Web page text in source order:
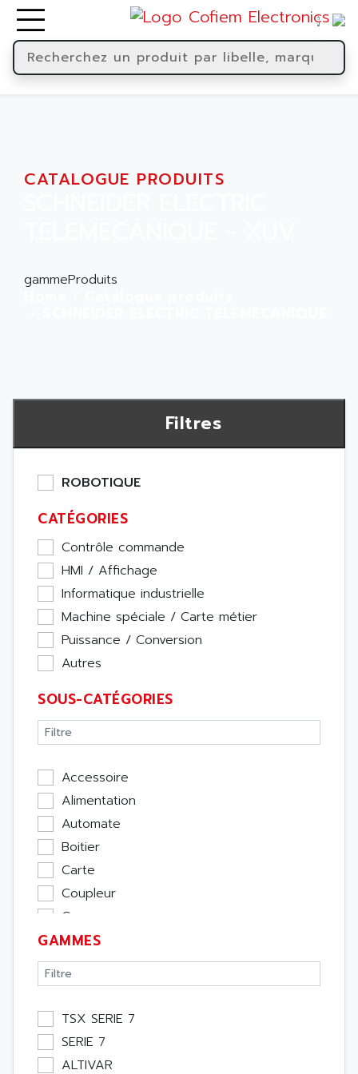
CATALOGUE PRODUITS
gammeProduits
Filtres
ROBOTIQUE
CATÉGORIES
Contrôle commande
HMI / Affichage
Informatique industrielle
Machine spéciale / Carte métier
Puissance / Conversion
Autres
SOUS-CATÉGORIES
Accessoire
Alimentation
Automate
Boitier
Carte
Coupleur
Cpu
Ecran
Entrée / Sortie
Memoire
Module Métier
Moteur
Pupitre Opérateur
GAMMES
TSX SERIE 7
SERIE 7
ALTIVAR